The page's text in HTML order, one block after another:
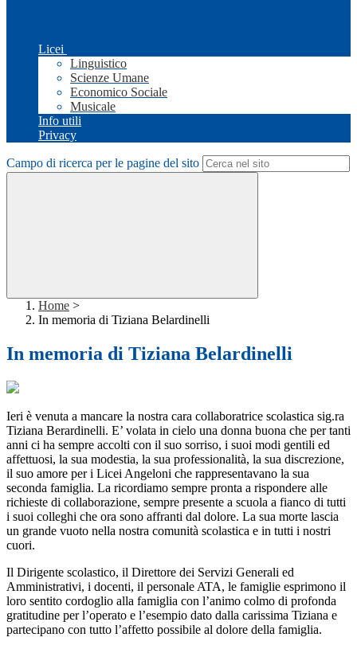
Licei
Linguistico
Scienze Umane
Economico Sociale
Musicale
Info utili
Privacy
Campo di ricerca per le pagine del sito
Home >
In memoria di Tiziana Belardinelli
In memoria di Tiziana Belardinelli
Ieri è venuta a mancare la nostra cara collaboratrice scolastica sig.ra
Tiziana Berardinelli. E’ volata in cielo una donna buona che per tanti
anni ci ha sempre accolti con il suo sorriso, i suoi modi gentili ed
affettuosi, la sua modestia, la sua professionalità, la sua discrezione,
il suo amore per i Licei Angeloni che rappresentavano la sua
seconda famiglia. La ricordiamo sempre pronta a rispondere alle
richieste di collaborazione, sempre presente a scuola a fianco di tutti
i suoi colleghi che ora sono affranti dal dolore. La sua morte lascia
un grande vuoto nella nostra comunità scolastica e in tutti i nostri
cuori.
Il Dirigente scolastico, il Direttore dei Servizi Generali ed
Amministrativi, i docenti, il personale ATA, le famiglie esprimono il
loro sentito cordoglio alla famiglia con l’animo colmo di profonda
gratitudine per l’operato e l’esempio dato dalla carissima Tiziana e
partecipano con tutto l’affetto possibile al dolore della famiglia.